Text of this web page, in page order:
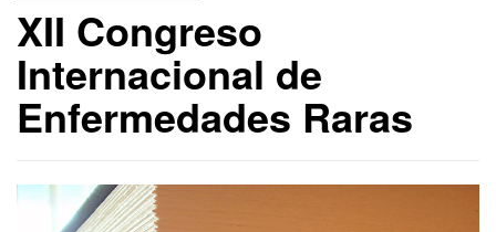
XII Congreso
Internacional de
Enfermedades Raras